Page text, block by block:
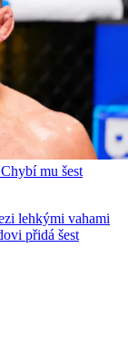
mu šest
lehkými vahami
přidá šest